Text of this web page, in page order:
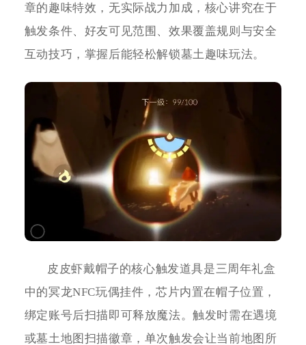
章的趣味特效，无实际战力加成，核心讲究在于
触发条件、好友可见范围、效果覆盖规则与安全
互动技巧，掌握后能轻松解锁墓土趣味玩法。
皮皮虾戴帽子的核心触发道具是三周年礼盒
中的冥龙NFC玩偶挂件，芯片内置在帽子位置，
绑定账号后扫描即可释放魔法。触发时需在遇境
或墓土地图扫描徽章，单次触发会让当前地图所